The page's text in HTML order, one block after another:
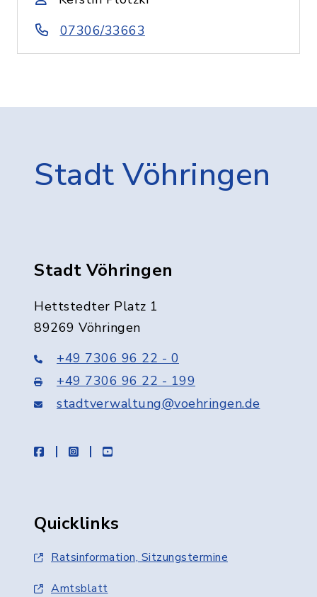
07306/33663
Stadt Vöhringen
Stadt Vöhringen
Hettstedter Platz 1
89269 Vöhringen
+49 7306 96 22 - 0
+49 7306 96 22 - 199
stadtverwaltung@voehringen.de
facebookinstagramyoutube
Quicklinks
Ratsinformation, Sitzungstermine
Amtsblatt